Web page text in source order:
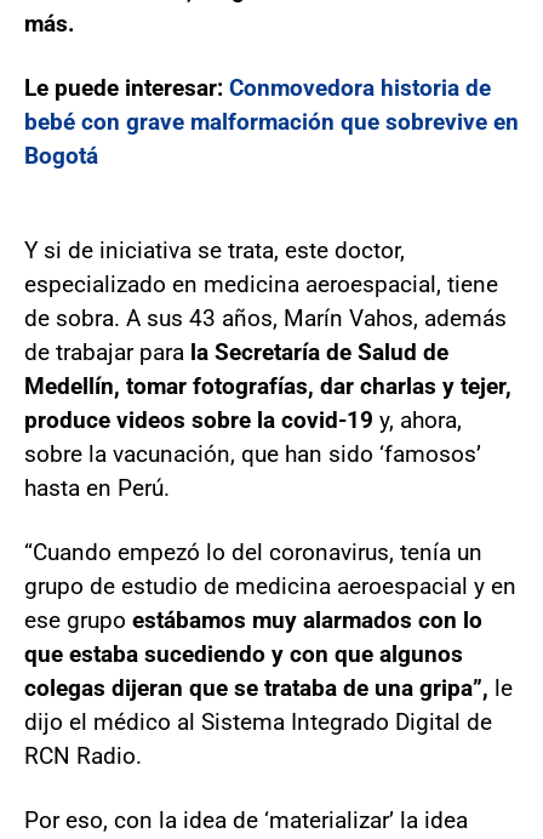
más.
Le puede interesar: Conmovedora historia de
bebé con grave malformación que sobrevive en
Bogotá
Y si de iniciativa se trata, este doctor,
especializado en medicina aeroespacial, tiene
de sobra. A sus 43 años, Marín Vahos, además
de trabajar para la Secretaría de Salud de
Medellín, tomar fotografías, dar charlas y tejer,
produce videos sobre la covid-19 y, ahora,
sobre la vacunación, que han sido ‘famosos’
hasta en Perú.
“Cuando empezó lo del coronavirus, tenía un
grupo de estudio de medicina aeroespacial y en
ese grupo estábamos muy alarmados con lo
que estaba sucediendo y con que algunos
colegas dijeran que se trataba de una gripa”, le
dijo el médico al Sistema Integrado Digital de
RCN Radio.
Por eso, con la idea de ‘materializar’ la idea